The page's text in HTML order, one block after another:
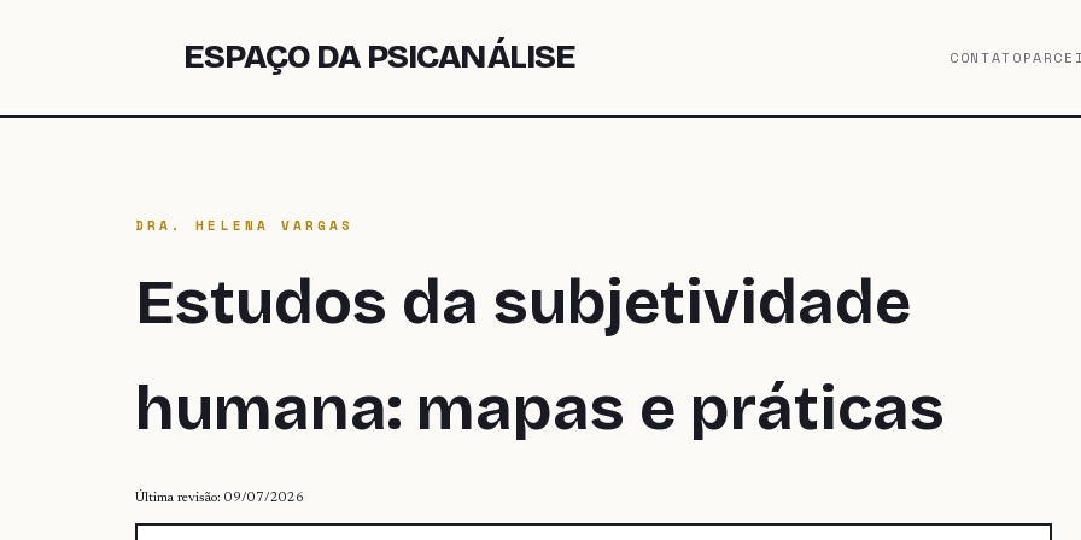
ESPAÇO DA PSICANÁLISE CONTATO
DRA. HELENA VARGAS
Estudos da subjetividade
humana: mapas e práticas
Última revisão: 09/07/2026